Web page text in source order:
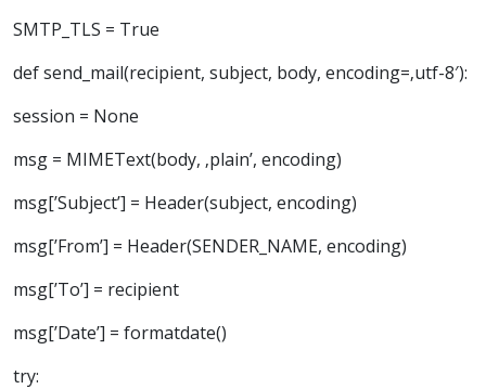
SMTP_TLS = True
def send_mail(recipient, subject, body, encoding=‚utf-8′):
session = None
msg = MIMEText(body, ‚plain’, encoding)
msg[’Subject’] = Header(subject, encoding)
msg[’From’] = Header(SENDER_NAME, encoding)
msg[’To’] = recipient
msg[’Date’] = formatdate()
try: